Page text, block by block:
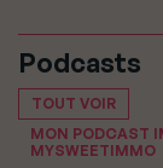
Podcasts
TOUT VOIR
MON PODCAST
MYSWEETIMMO